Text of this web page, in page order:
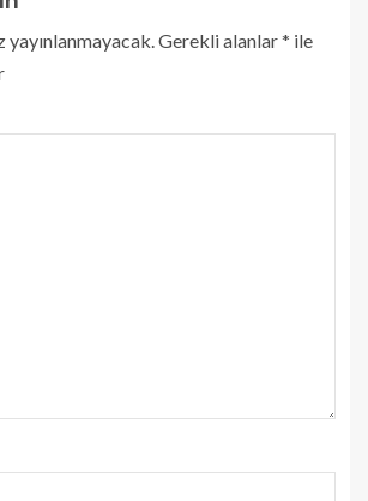
yayınlanmayacak.Gerekli alanlar* ile